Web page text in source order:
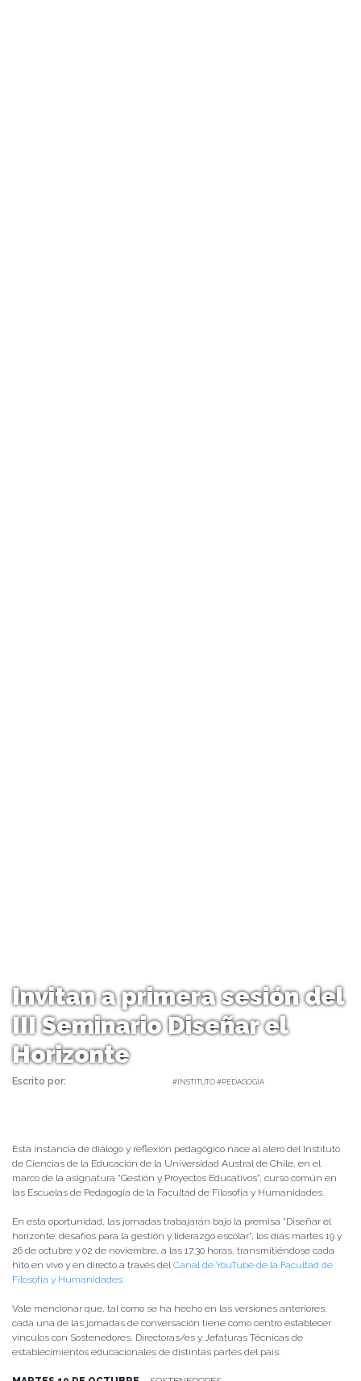
Invitan a primera sesión del
III Seminario Diseñar el
Horizonte
Escrito por: #INSTITUTO #PEDAGOGÍA
Esta instancia de diálogo y reflexión pedagógico nace al alero del Instituto
de Ciencias de la Educación de la Universidad Austral de Chile, en el
marco de la asignatura “Gestión y Proyectos Educativos”, curso común en
las Escuelas de Pedagogía de la Facultad de Filosofía y Humanidades.
En esta oportunidad, las jornadas trabajarán bajo la premisa “Diseñar el
horizonte: desafíos para la gestión y liderazgo escolar”, los días martes 19 y
26 de octubre y 02 de noviembre, a las 17:30 horas, transmitiéndose cada
hito en vivo y en directo a través delCanal de YouTube de la Facultad de
Filosofía y Humanidades.
Vale mencionar que, tal como se ha hecho en las versiones anteriores,
cada una de las jornadas de conversación tiene como centro establecer
vínculos con Sostenedores, Directoras/es y Jefaturas Técnicas de
establecimientos educacionales de distintas partes del país.